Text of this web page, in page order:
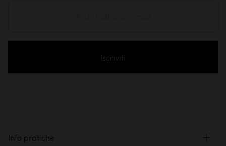
Iscriviti
Info pratiche